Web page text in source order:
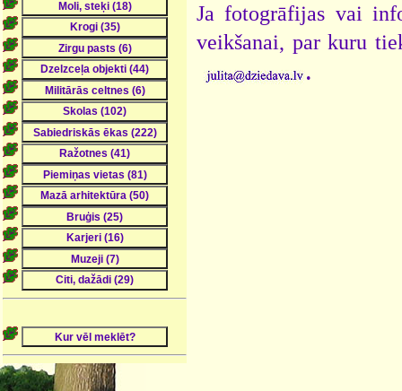
Ja fotogrāfijas vai
veikšanai, par kuru
.